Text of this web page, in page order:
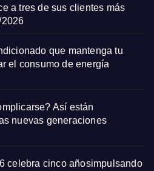
a tres de sus clientes más
que mantenga tu
el consumo de energía
Así están
nuevas generaciones
celebra cinco añosimpulsando